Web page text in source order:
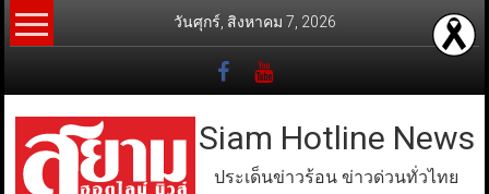
Skip
to
วันศุกร์, สิงหาคม 7, 2026
Siam Hotline News
ประเด็นข่าวร้อน ข่าวด่วนทั่วไทย